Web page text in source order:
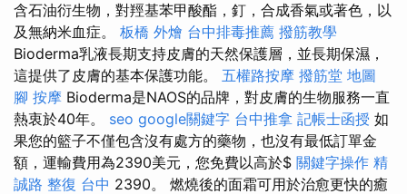
含石油衍生物，對羥基苯甲酸酯，釘，合成香氣或著色，以
及無納米血症。 板橋 外燴 台中排毒推薦 撥筋教學
Bioderma乳液長期支持皮膚的天然保護層，並長期保濕，
這提供了皮膚的基本保護功能。 五權路按摩 撥筋堂 地圖
腳 按摩 Bioderma是NAOS的品牌，對皮膚的生物服務一直
熱衷於40年。 seo google關鍵字 台中推拿 記帳士函授 如
果您的籃子不僅包含沒有處方的藥物，也沒有最低訂單金
額，運輸費用為2390美元，您免費以高於$ 關鍵字操作 精
誠路 整復 台中 2390。 燃燒後的面霜可用於治愈更快的癒